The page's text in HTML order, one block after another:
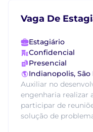
Vaga De
Estagiário
Confidencial
Presencial
Indianopolis, São
Auxiliar no
engenharia realizar
participar de
solução de